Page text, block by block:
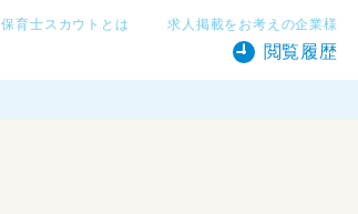
保育士スカウトとは 求人掲載をお考えの企業様
閲覧履歴